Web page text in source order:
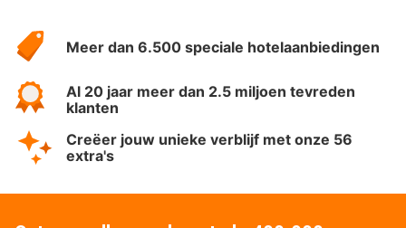
HotelSpecials
Meer dan 6.500 speciale hotelaanbiedingen
Al 20 jaar meer dan 2.5 miljoen tevreden
klanten
Creëer jouw unieke verblijf met onze 56
extra's